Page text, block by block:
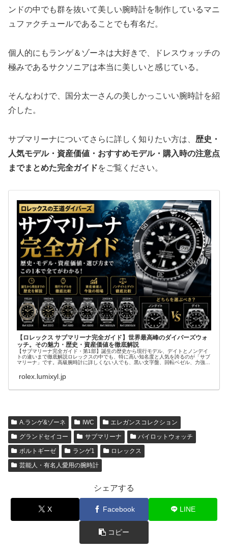
ンドの中でも群を抜いて美しい腕時計を制作しているマニ
ュファクチュールであることでも有名だ。
個人的にもランゲ＆ゾーネは大好きで、ドレスウォッチの
極みであるサクソニアは本当に美しいと感じている。
そんなわけで、国分太一さんの美しかっこいい腕時計を紹
介した。
サブマリーナについてさらに詳しく知りたい方は、 歴史・
人気モデル・資産価値・おすすめモデル・購入時の注意点
までまとめた完全ガイドをご覧ください。
【ロレックス サブマリーナ完全ガイド】世界最高峰のダイバーズウォ
ッチ。その魅力・歴史・資産価値を徹底解説
【サブマリーナ完全ガイド・第1部】誕生の歴史から現行モデル、デイトとノンデイ
トの違いまで徹底解説ロレックスの中でも、特に高い知名度と人気を誇るのが「サブ
マリーナ」です。高級腕時計に詳しくない人でも、黒い文字盤、回転ベゼル、力強い
rolex.lumixyl.jp
A.ランゲ&ゾーネ IWC
エレガンスコレクション
グランドセイコー
サブマリーナ
パイロットウォッチ
ポルトギーゼ
ランゲ1
ロレックス
芸能人・有名人愛用の腕時計
シェアする
X Facebook LINE
コピー